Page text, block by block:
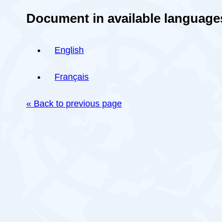
Document in available
English
Français
« Back to previous page